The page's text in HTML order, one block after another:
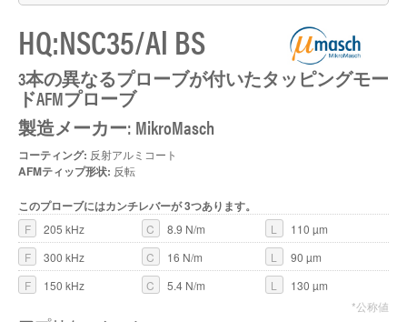
HQ:NSC35/Al BS
3本の異なるプローブが付いたタッピングモー
ドAFMプローブ
製造メーカー: MikroMasch
コーティング: 反射アルミコート
AFMティップ形状: 反転
このプローブにはカンチレバーが 3つあります。
F 205 kHz C 8.9 N/m L
110 µm
F
300 kHz C 16 N/m L
90 µm
F
150 kHz C 5.4 N/m L
130 µm
*公称値